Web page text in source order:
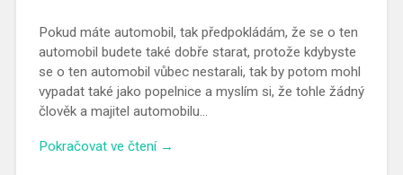
Pokud máte automobil, tak předpokládám, že se o ten
automobil budete také dobře starat, protože kdybyste
se o ten automobil vůbec nestarali, tak by potom mohl
vypadat také jako popelnice a myslím si, že tohle žádný
člověk a majitel automobilu…
Pokračovat ve čtení →